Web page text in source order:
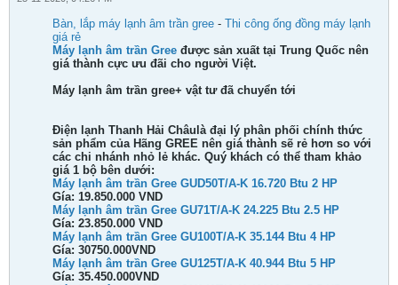
Bàn, lắp máy lạnh âm trần gree - Thi công ống đồng máy lạnh
giá rẻ
Máy lạnh âm trần Gree được sản xuất tại Trung Quốc nên
giá thành cực ưu đãi cho người Việt.
Máy lạnh âm trần gree+ vật tư đã chuyển tới
Điện lạnh Thanh Hải Châu là đại lý phân phối chính thức
sản phẩm của Hãng GREE nên giá thành sẽ rẻ hơn so với
các chi nhánh nhỏ lẻ khác. Quý khách có thể tham khảo
giá 1 bộ bên dưới:
Máy lạnh âm trần Gree GUD50T/A-K 16.720 Btu 2 HP
Gía: 19.850.000 VND
Máy lạnh âm trần Gree GU71T/A-K 24.225 Btu 2.5 HP
Gía: 23.850.000 VND
Máy lạnh âm trần Gree GU100T/A-K 35.144 Btu 4 HP
Gía: 30750.000VND
Máy lạnh âm trần Gree GU125T/A-K 40.944 Btu 5 HP
Gía: 35.450.000VND